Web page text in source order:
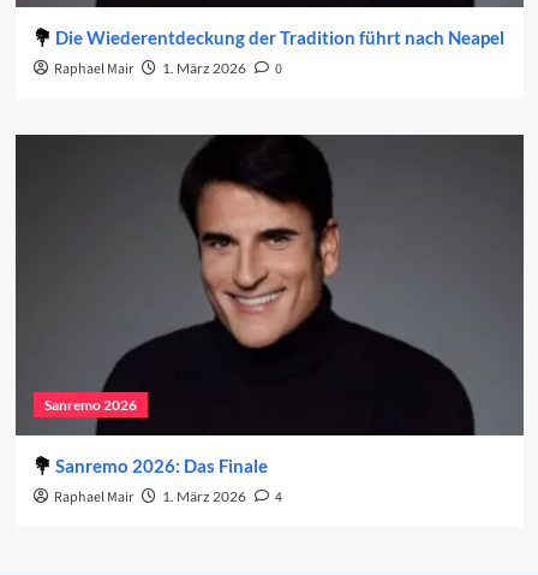
Die Wiederentdeckung der Tradition führt nach Neapel
Raphael Mair 1. März 2026 0
Sanremo 2026
Sanremo 2026: Das Finale
Raphael Mair 1. März 2026 4